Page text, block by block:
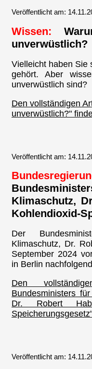
Veröffentlicht am:
Wissen:
unverwüstlich?
Vielleicht haben Sie
gehört. Aber
unverwüstlich sind?
Den vollständigen
unverwüstlich?"
Veröffentlicht am:
Klimaschutz,
Kohlendioxid-
Der
Klimaschutz, Dr.
September 2024
in Berlin
Den
Bundesministers
Dr. Robert
Veröffentlicht am: